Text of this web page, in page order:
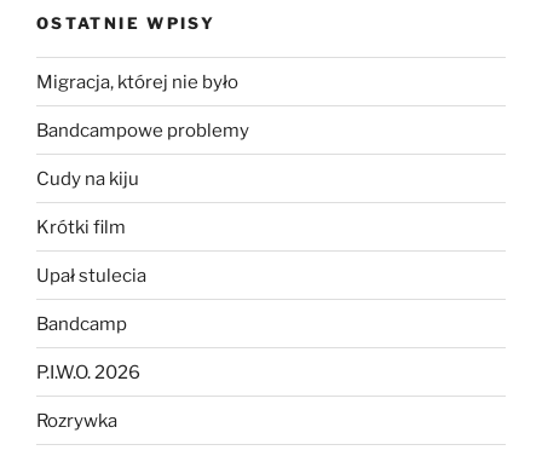
OSTATNIE WPISY
Migracja, której nie było
Bandcampowe problemy
Cudy na kiju
Krótki film
Upał stulecia
Bandcamp
P.I.W.O. 2026
Rozrywka